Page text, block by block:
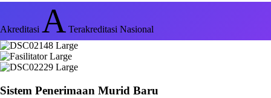
Akreditasi A Terakreditasi Nasional
Sistem Penerimaan Murid Baru